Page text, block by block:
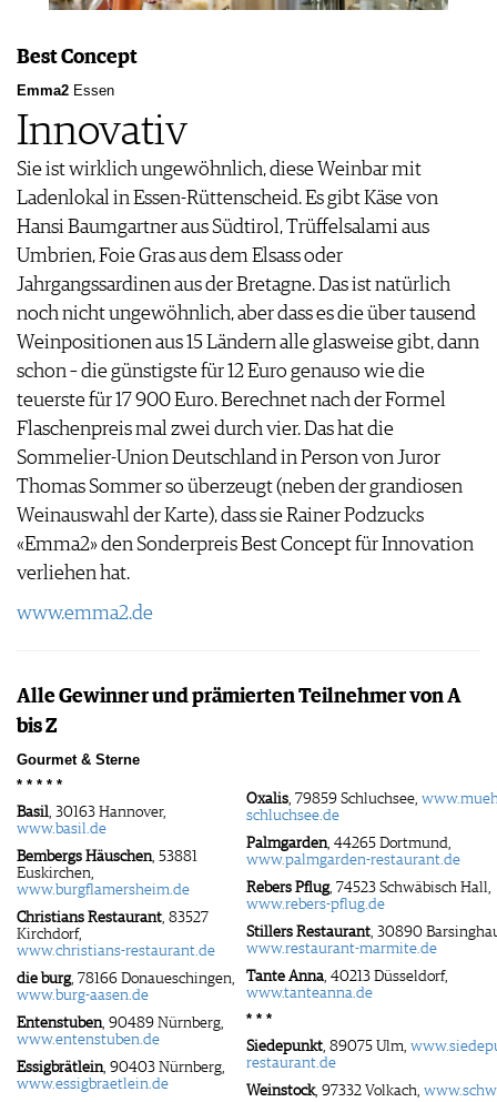
Best Concept
Emma2 Essen
Innovativ
Sie ist wirklich ungewöhnlich, diese Weinbar mit
Ladenlokal in Essen-Rüttenscheid. Es gibt Käse von
Hansi Baumgartner aus Südtirol, Trüffelsalami aus
Umbrien, Foie Gras aus dem Elsass oder
Jahrgangssardinen aus der Bretagne. Das ist natürlich
noch nicht ungewöhnlich, aber dass es die über tausend
Weinpositionen aus 15 Ländern alle glasweise gibt, dann
schon – die günstigste für 12 Euro genauso wie die
teuerste für 17 900 Euro. Berechnet nach der Formel
Flaschenpreis mal zwei durch vier. Das hat die
Sommelier-Union Deutschland in Person von Juror
Thomas Sommer so überzeugt (neben der grandiosen
Weinauswahl der Karte), dass sie Rainer Podzucks
«Emma2» den Sonderpreis Best Concept für Innovation
verliehen hat.
www.emma2.de
Alle Gewinner und prämierten Teilnehmer von A
bis Z
Gourmet & Sterne
* * * * *
Basil, 30163 Hannover,
www.basil.de
Bembergs Häuschen, 53881
Euskirchen,
www.burgflamersheim.de
Christians Restaurant, 83527
Kirchdorf,
www.christians-restaurant.de
die burg, 78166 Donaueschingen,
www.burg-aasen.de
Entenstuben, 90489 Nürnberg,
www.entenstuben.de
Essigbrätlein, 90403 Nürnberg,
www.essigbraetlein.de
Oxalis, 79859 Schluchsee,
schluchsee.de
Palmgarden, 44265 Dortmund,
www.palmgarden-restaurant.de
Rebers Pflug, 74523 Schwäbisch Hall,
www.rebers-pflug.de
Stillers Restaurant, 30890
www.restaurant-marmite.de
Tante Anna, 40213 Düsseldorf,
www.tanteanna.de
* * *
Siedepunkt, 89075 Ulm,
restaurant.de
Weinstock, 97332 Volkach,